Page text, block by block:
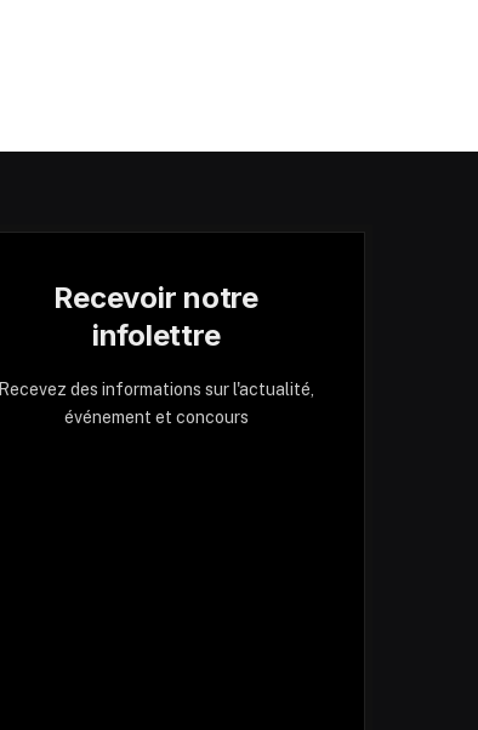
Recevoir notre
infolettre
Recevez des informations sur l'actualité,
événement et concours